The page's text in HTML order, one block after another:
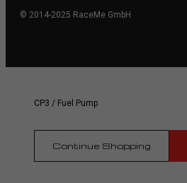
© 2014-2025 RaceMe GmbH
CP3 / Fuel Pump
Continue Shopping